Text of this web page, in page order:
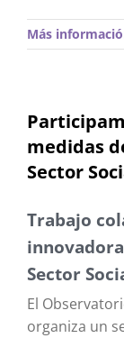
Más
medidas
Sector
Trabajo
Sector
El
organiza un